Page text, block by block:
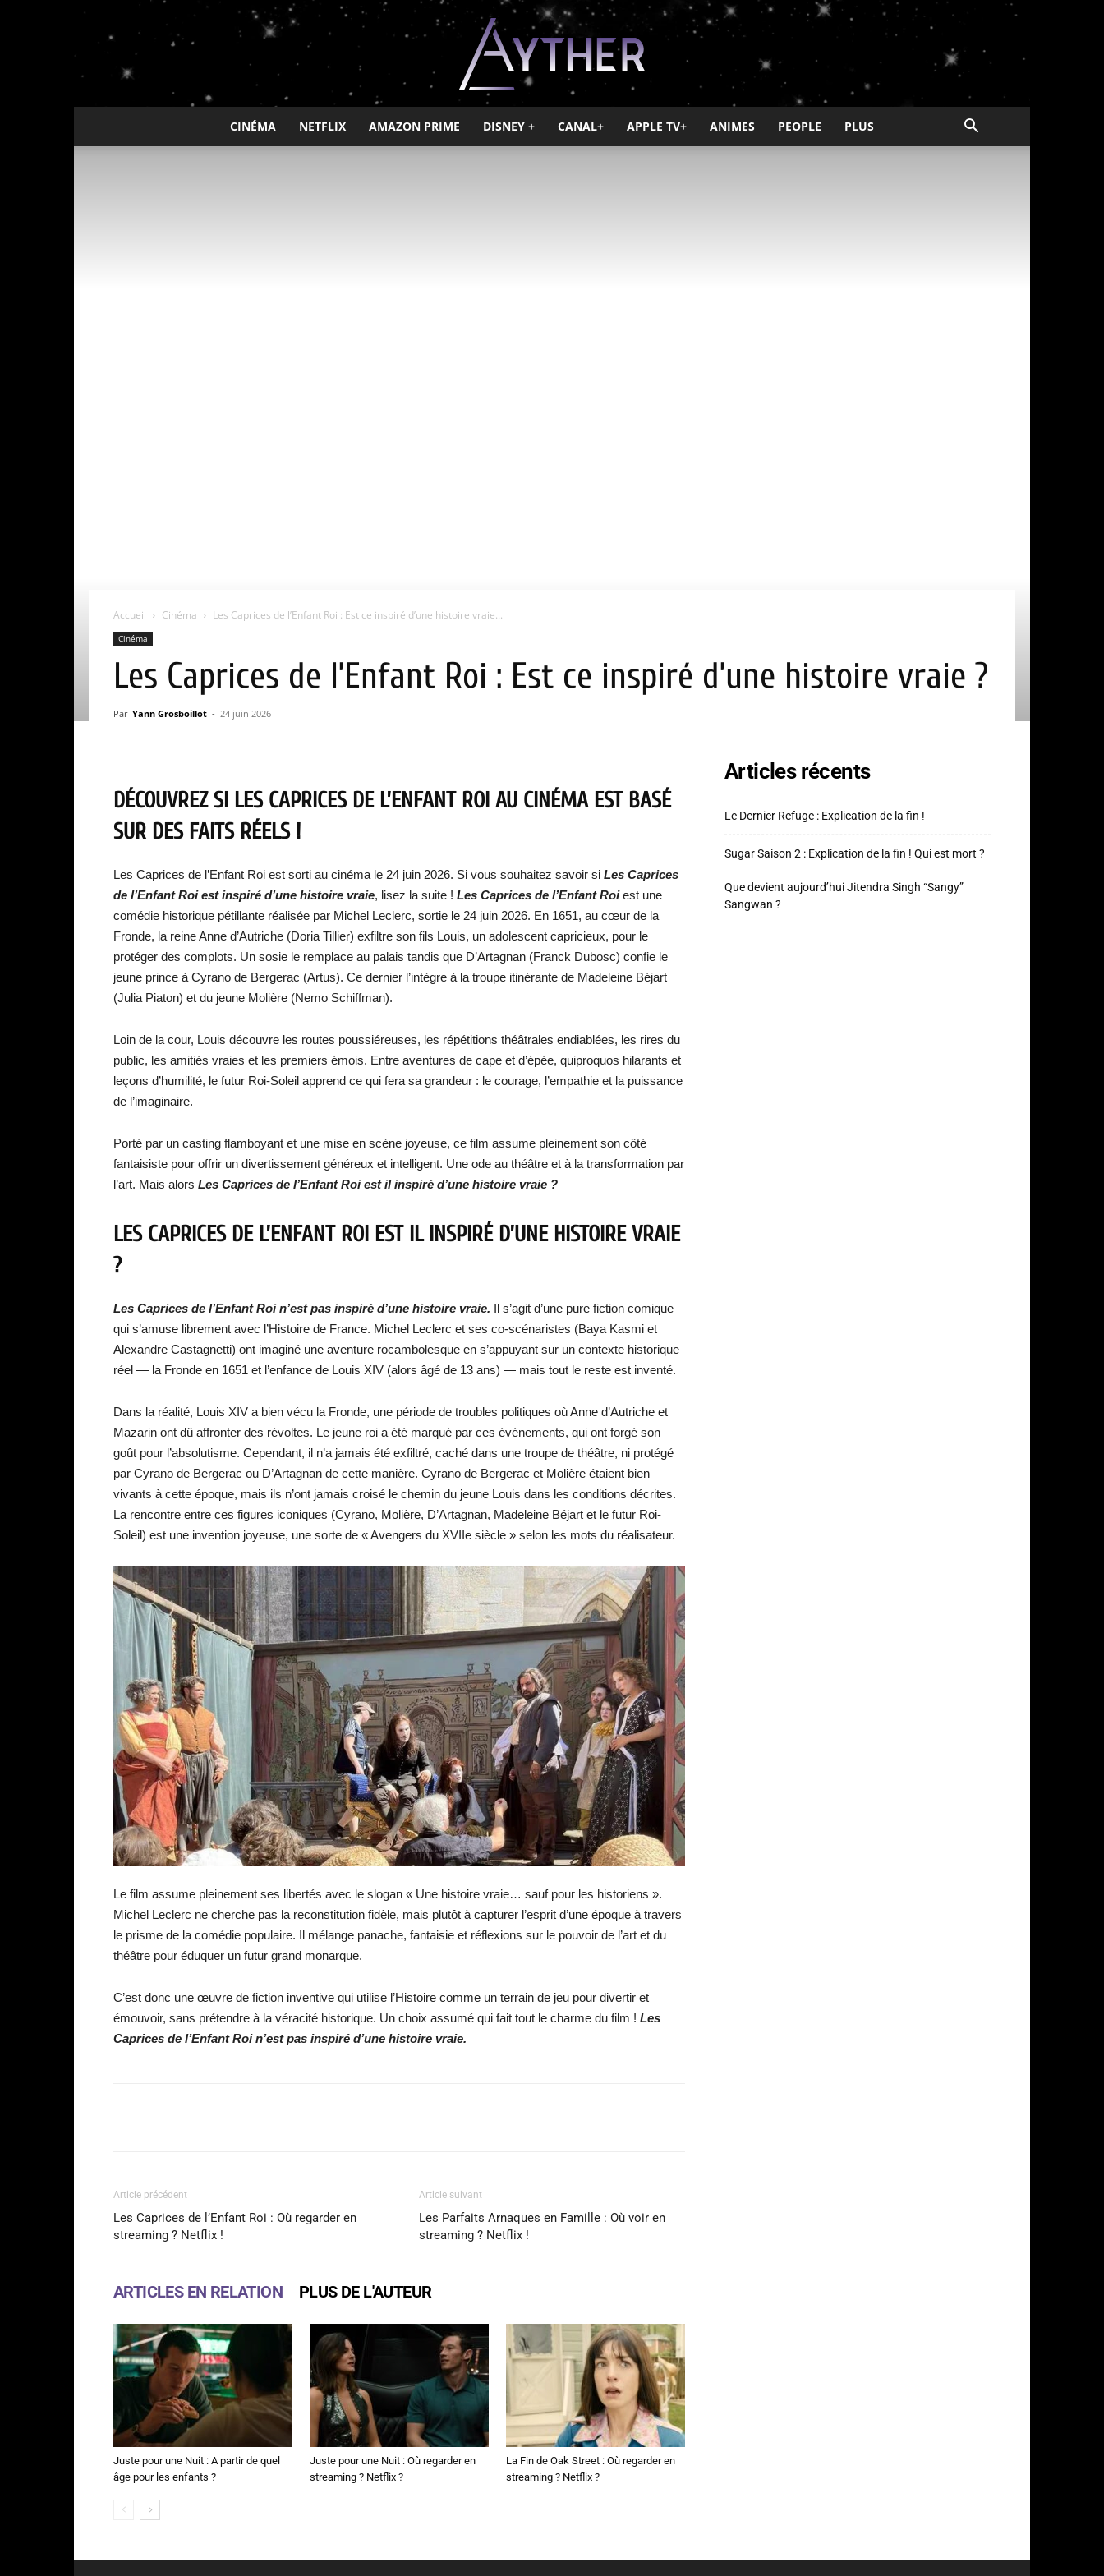
Ayther
CINÉMA NETFLIX AMAZON PRIME DISNEY + CANAL+ APPLE TV+ ANIMES PEOPLE PLUS
Accueil Cinéma Les Caprices de l’Enfant Roi : Est ce inspiré d’une histoire vraie...
Cinéma
Les Caprices de l’Enfant Roi : Est ce inspiré d’une histoire vraie ?
Par Yann Grosboillot - 24 juin 2026
DÉCOUVREZ SI LES CAPRICES DE L’ENFANT ROI AU CINÉMA EST BASÉ
SUR DES FAITS RÉELS !
Les Caprices de l’Enfant Roi est sorti au cinéma le 24 juin 2026. Si vous souhaitez savoir si Les Caprices
de l’Enfant Roi est inspiré d’une histoire vraie, lisez la suite ! Les Caprices de l’Enfant Roiest une
comédie historique pétillante réalisée par Michel Leclerc, sortie le 24 juin 2026. En 1651, au cœur de la
Fronde, la reine Anne d’Autriche (Doria Tillier) exfiltre son fils Louis, un adolescent capricieux, pour le
protéger des complots. Un sosie le remplace au palais tandis que D’Artagnan (Franck Dubosc) confie le
jeune prince à Cyrano de Bergerac (Artus). Ce dernier l’intègre à la troupe itinérante de Madeleine Béjart
(Julia Piaton) et du jeune Molière (Nemo Schiffman).
Loin de la cour, Louis découvre les routes poussiéreuses, les répétitions théâtrales endiablées, les rires du
public, les amitiés vraies et les premiers émois. Entre aventures de cape et d’épée, quiproquos hilarants et
leçons d’humilité, le futur Roi-Soleil apprend ce qui fera sa grandeur : le courage, l’empathie et la puissance
de l’imaginaire.
Porté par un casting flamboyant et une mise en scène joyeuse, ce film assume pleinement son côté
fantaisiste pour offrir un divertissement généreux et intelligent. Une ode au théâtre et à la transformation par
l’art. Mais alors Les Caprices de l’Enfant Roi est il inspiré d’une histoire vraie ?
LES CAPRICES DE L’ENFANT ROI EST IL INSPIRÉ D’UNE HISTOIRE VRAIE
?
Les Caprices de l’Enfant Roi n’est pas inspiré d’une histoire vraie. Il s’agit d’une pure fiction comique
qui s’amuse librement avec l’Histoire de France. Michel Leclerc et ses co-scénaristes (Baya Kasmi et
Alexandre Castagnetti) ont imaginé une aventure rocambolesque en s’appuyant sur un contexte historique
réel — la Fronde en 1651 et l’enfance de Louis XIV (alors âgé de 13 ans) — mais tout le reste est inventé.
Dans la réalité, Louis XIV a bien vécu la Fronde, une période de troubles politiques où Anne d’Autriche et
Mazarin ont dû affronter des révoltes. Le jeune roi a été marqué par ces événements, qui ont forgé son
goût pour l’absolutisme. Cependant, il n’a jamais été exfiltré, caché dans une troupe de théâtre, ni protégé
par Cyrano de Bergerac ou D’Artagnan de cette manière. Cyrano de Bergerac et Molière étaient bien
vivants à cette époque, mais ils n’ont jamais croisé le chemin du jeune Louis dans les conditions décrites.
La rencontre entre ces figures iconiques (Cyrano, Molière, D’Artagnan, Madeleine Béjart et le futur Roi-
Soleil) est une invention joyeuse, une sorte de « Avengers du XVIIe siècle » selon les mots du réalisateur.
Le film assume pleinement ses libertés avec le slogan « Une histoire vraie… sauf pour les historiens ».
Michel Leclerc ne cherche pas la reconstitution fidèle, mais plutôt à capturer l’esprit d’une époque à travers
le prisme de la comédie populaire. Il mélange panache, fantaisie et réflexions sur le pouvoir de l’art et du
théâtre pour éduquer un futur grand monarque.
C’est donc une œuvre de fiction inventive qui utilise l’Histoire comme un terrain de jeu pour divertir et
émouvoir, sans prétendre à la véracité historique. Un choix assumé qui fait tout le charme du film ! Les
Caprices de l’Enfant Roi n’est pas inspiré d’une histoire vraie.
Article précédent
Les Caprices de l’Enfant Roi : Où regarder en
streaming ? Netflix !
Article suivant
Les Parfaits Arnaques en Famille : Où voir en
streaming ? Netflix !
ARTICLES EN RELATION PLUS DE L'AUTEUR
Juste pour une Nuit : A partir de quel
âge pour les enfants ?
Juste pour une Nuit : Où regarder en
streaming ? Netflix ?
La Fin de Oak Street : Où regarder en
streaming ? Netflix ?
Articles récents
Le Dernier Refuge : Explication de la fin !
Sugar Saison 2 : Explication de la fin ! Qui est mort ?
Que devient aujourd’hui Jitendra Singh “Sangy”
Sangwan ?